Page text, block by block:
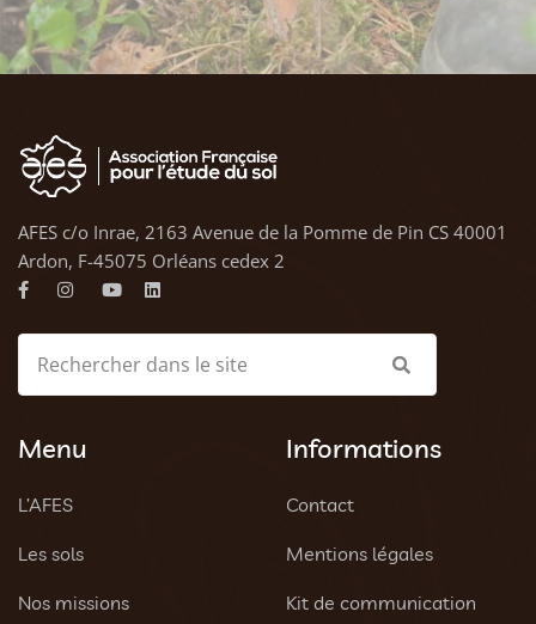
AFES c/o Inrae, 2163 Avenue de la Pomme de Pin CS 40001
Ardon, F-45075 Orléans cedex 2
Menu
L’AFES
Les sols
Nos missions
Informations
Contact
Mentions légales
Kit de communication